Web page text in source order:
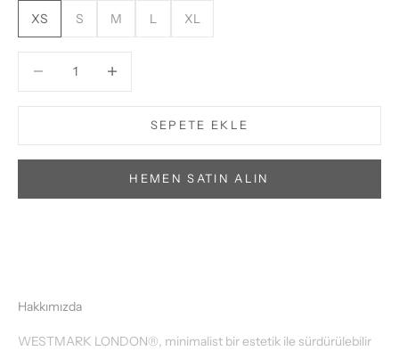
XS
S M L XL
SEPETE EKLE
HEMEN SATIN ALIN
Hakkımızda
WESTMARK LONDON®, minimalist bir estetik ile sürdürülebilir